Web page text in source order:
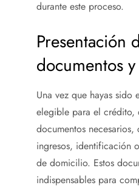
durante este proceso.
Presentación
documentos
Una vez que hayas sido
elegible para el crédito,
documentos
ingresos, identificación
de domicilio. Estos
indispensables para